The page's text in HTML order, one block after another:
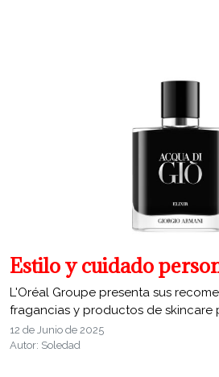
Estilo y cuidado
L'Oréal Groupe presenta sus
fragancias y productos de skincare
12 de Junio de 2025
Autor: Soledad